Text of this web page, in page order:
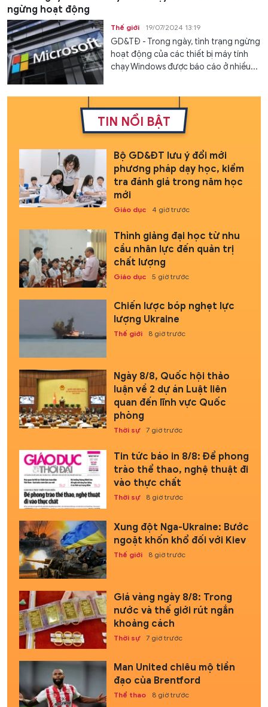
ngừng hoạt động
Thế giới 19/07/2024 13:19
GD&TĐ - Trong ngày, tình trạng ngừng
hoạt động của các thiết bị máy tính
chạy Windows được báo cáo ở nhiều...
TIN NỔI BẬT
Bộ GD&ĐT lưu ý đổi mới
phương pháp dạy học, kiểm
tra đánh giá trong năm học
mới
Giáo dục 4 giờ trước
Thỉnh giảng đại học từ nhu
cầu nhân lực đến quản trị
chất lượng
Giáo dục 5 giờ trước
Chiến lược bóp nghẹt lực
lượng Ukraine
Thế giới 8 giờ trước
Ngày 8/8, Quốc hội thảo
luận về 2 dự án Luật liên
quan đến lĩnh vực Quốc
phòng
Thời sự 7 giờ trước
Tin tức báo in 8/8: Để phong
trào thể thao, nghệ thuật đi
vào thực chất
Thời sự 8 giờ trước
Xung đột Nga-Ukraine: Bước
ngoặt khốn khổ đối với Kiev
Thế giới 8 giờ trước
Giá vàng ngày 8/8: Trong
nước và thế giới rút ngắn
khoảng cách
Thời sự 7 giờ trước
Man United chiêu mộ tiền
đạo của Brentford
Thể thao 8 giờ trước